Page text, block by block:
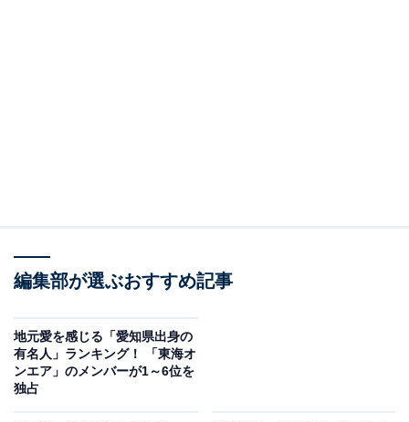
A post shared by 平野紫耀/Sho Hirano (@sho_h_desyo)
2位には、平野紫耀さんがランクインしました。名古屋
市出身の平野さんは、2012年からジャニーズ事務所に所
編集部が選ぶおすすめ記事
地元愛を感じる「愛知県出身の
有名人」ランキング！ 「東海オ
ンエア」のメンバーが1～6位を
独占